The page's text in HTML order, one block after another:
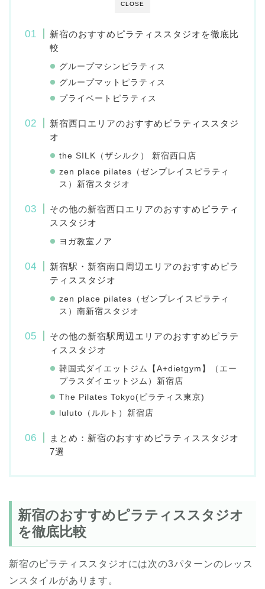
CLOSE
新宿のおすすめピラティススタジオを徹底比
較
グループマシンピラティス
グループマットピラティス
プライベートピラティス
新宿西口エリアのおすすめピラティススタジ
オ
the SILK（ザシルク） 新宿西口店
zen place pilates（ゼンプレイスピラティ
ス）新宿スタジオ
その他の新宿西口エリアのおすすめピラティ
ススタジオ
ヨガ教室ノア
新宿駅・新宿南口周辺エリアのおすすめピラ
ティススタジオ
zen place pilates（ゼンプレイスピラティ
ス）南新宿スタジオ
その他の新宿駅周辺エリアのおすすめピラテ
ィススタジオ
韓国式ダイエットジム【A+dietgym】（エー
プラスダイエットジム）新宿店
The Pilates Tokyo(ピラティス東京)
luluto（ルルト）新宿店
まとめ：新宿のおすすめピラティススタジオ
7選
新宿のおすすめピラティススタジオ
を徹底比較
新宿のピラティススタジオには次の3パターンのレッス
ンスタイルがあります。